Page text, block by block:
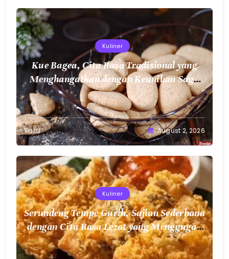
Kuliner
Kue Bagea, Cita Rasa Tradisional yang
Menghangatkan dengan Keunikan Sagu
Nusantara
Sahil August 2, 2026
Kuliner
Serundeng Tempe Gurih, Sajian Sederhana
dengan Cita Rasa Lezat yang Menggugah
Selera